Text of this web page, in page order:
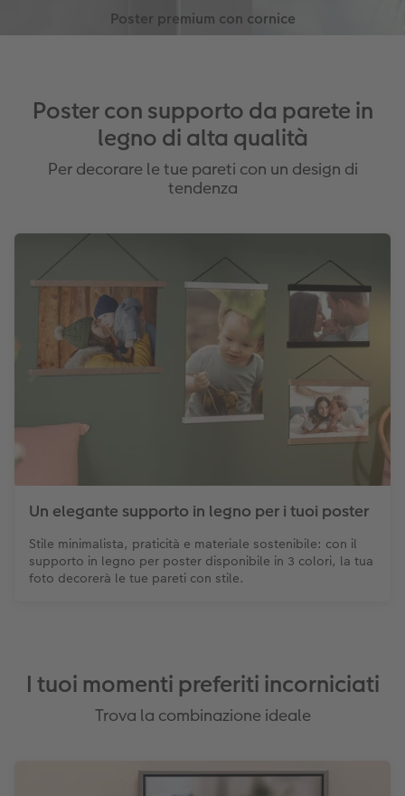
Colori: nero, argento, rame, oro
Variante telaio versatile ed economica
Plastica di alta qualità leggermente
Colori: nero, bianco
Poster con supporto da parete in
legno di alta qualità
Per decorare le tue pareti con un design di
tendenza
Un elegante supporto in legno per i tuoi poster
Stile minimalista, praticità e materiale sostenibile: con il
supporto in legno per poster disponibile in 3 colori, la tua
foto decorerà le tue pareti con stile.
I tuoi momenti preferiti incorniciati
Trova la combinazione ideale